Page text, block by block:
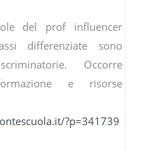
del prof influencer
differenziate sono
Occorre
e risorse
?p=341739